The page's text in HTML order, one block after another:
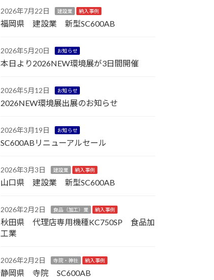
2026年7月22日 建設業 納入事例
福岡県 建設業 新型SC600AB
2026年5月20日 お知らせ
本日より2026NEW環境展が3日間開催
2026年5月12日 お知らせ
2026NEW環境展出展のお知らせ
2026年3月19日 お知らせ
SC600ABリニューアルセール
2026年3月3日 建設業 納入事例
山口県 建設業 新型SC600AB
2026年2月2日 食品（加工）業 納入事例
秋田県 代理店専用機種KC750SP 食品加
工業
2026年2月2日 寺院・神社 納入事例
静岡県 寺院 SC600AB